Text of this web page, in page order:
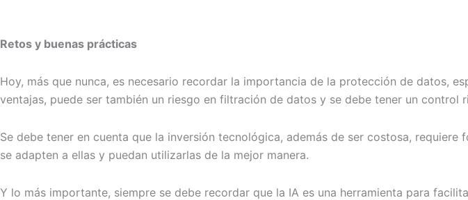
Retos y buenas prácticas
Hoy, más que nunca, es necesario recordar la importancia de la protección de datos,
ventajas, puede ser también un riesgo en filtración de datos y se debe tener un control
Se debe tener en cuenta que la inversión tecnológica, además de ser costosa,
se adapten a ellas y puedan utilizarlas de la mejor manera.
Y lo más importante, siempre se debe recordar que la IA es una herramienta para